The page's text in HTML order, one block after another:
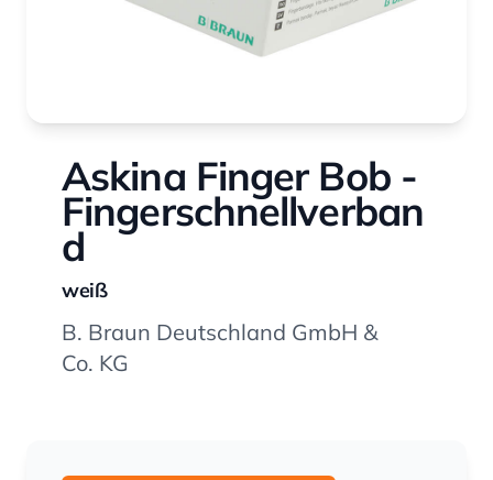
Askina Finger Bob -
Fingerschnellverban
d
weiß
B. Braun Deutschland GmbH &
Co. KG